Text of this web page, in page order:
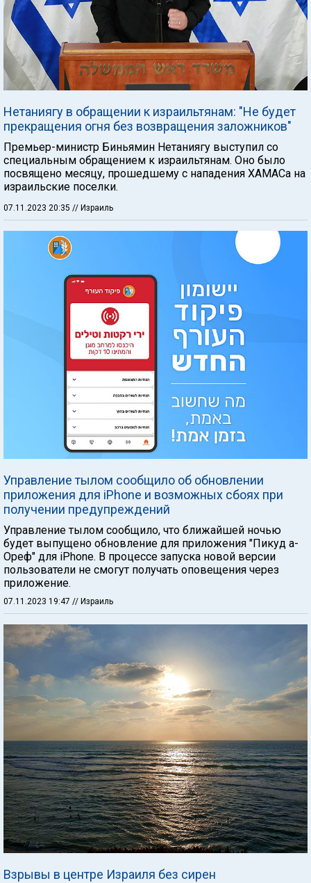
Нетаниягу в обращении к израильтянам: "Не будет
прекращения огня без возвращения заложников"
Премьер-министр Биньямин Нетаниягу выступил со
специальным обращением к израильтянам. Оно было
посвящено месяцу, прошедшему с нападения ХАМАСа на
израильские поселки.
07.11.2023 20:35 // Израиль
Управление тылом сообщило об обновлении
приложения для iPhone и возможных сбоях при
получении предупреждений
Управление тылом сообщило, что ближайшей ночью
будет выпущено обновление для приложения "Пикуд а-
Ореф" для iPhone. В процессе запуска новой версии
пользователи не смогут получать оповещения через
приложение.
07.11.2023 19:47 // Израиль
Взрывы в центре Израиля без сирен